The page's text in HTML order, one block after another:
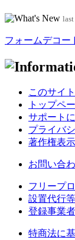
フォームデコー
このサイ
トップペ
サポート
プライバ
著作権表
お問い合
フリープ
設置代行
登録事業
特商法に